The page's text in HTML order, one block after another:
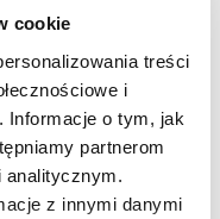
cookie
treści
i
Informacje o tym, jak
partnerom
z innymi danymi
według: Najnowsze